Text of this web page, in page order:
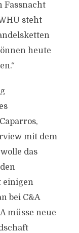
Fassnacht
steht
heute
mit dem
das
einigen
bei C&A
müsse neue